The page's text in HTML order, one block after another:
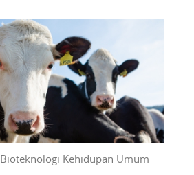
Bioteknologi Kehidupan Umum